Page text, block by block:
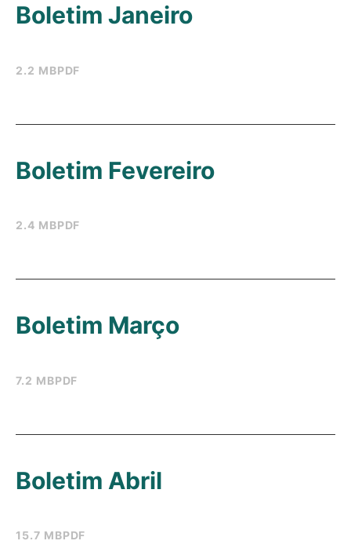
2.2 MBPDF
Boletim Janeiro
2.4 MBPDF
Boletim Fevereiro
7.2 MBPDF
Boletim Março
15.7 MBPDF
Boletim Abril